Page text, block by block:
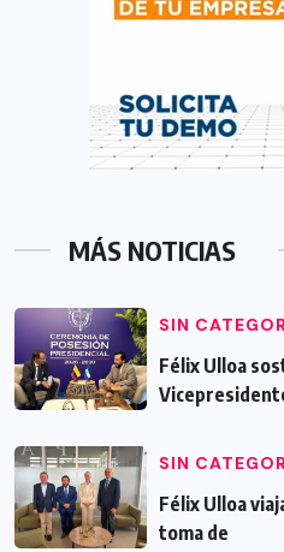
MÁS NOTICIAS
SIN
Félix Ulloa
SIN
Félix Ulloa
toma de